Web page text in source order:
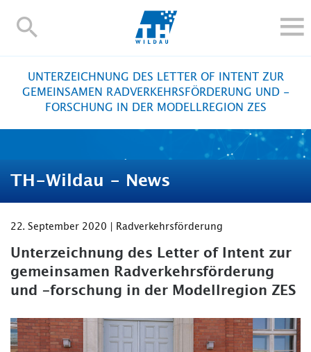
TH-
IM STUDIUM
FORSCHUNG UND TRANSFER
INTERNATIONAL
BESCHÄFTIGTE
Blogs Kontakt und Anfahrt Webmail Moodle
TH Online-Portal Personensuche English
UNTERZEICHNUNG DES LETTER OF INTENT ZUR
GEMEINSAMEN RADVERKEHRSFÖRDERUNG UND -
FORSCHUNG IN DER MODELLREGION ZES
TH-Wildau - News
22. September 2020 | Radverkehrsförderung
Unterzeichnung des Letter of Intent zur
gemeinsamen Radverkehrsförderung
und -forschung in der Modellregion ZES